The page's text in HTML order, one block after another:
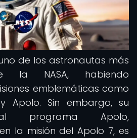
de los astronautas más
la NASA, habiendo
emblemáticas como
Apolo. Sin embargo, su
programa Apolo,
la misión del Apolo 7, es